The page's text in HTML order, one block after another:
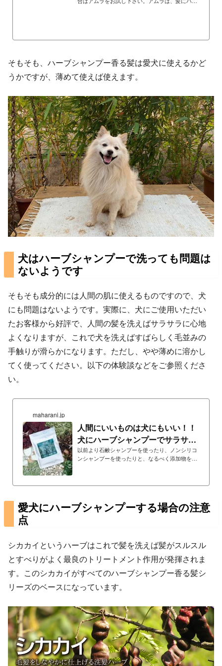
そもそも、ハーブシャンプー香る髪は愛犬に使えるかど
うかですが、薄めて使えば使えます。
犬はハーブシャンプーで洗っても問題は
ないようです
そもそも成分的には人間の肌に使えるものですので、犬
にも問題はないようです。実際に、犬にご使用いただい
たお客様から好評で、人間の髪を洗えばサラサラに心地
よくなりますが、これで犬を洗えばすばらしく毛並みの
手触りが滑らかになります。ただし、やや薄めに溶かし
てく使ってください。以下の体験談などをご参照くださ
い。
maharani.jp
人間にいいものは犬にもいい！！
犬にハーブシャンプーでサラサラ
ふわふわの仕上が...
以前より石鹸シャンプーを使ったり、ノンシリコ
ンシャンプーを使ったりと、なるべく添加物をと
ぐかゆくなったり、頭皮のにおいが気になったり
を知り、はじめは香る髪のラベンダーを使ってみ
ました。香りもよいし、髪もサラサラしてとても
いた後のまと...
愛犬にハーブシャンプーする場合の注意
点
シカカイというハーブはこれで髪を洗えば髪がスルスル
とすべりがよく最良のトリートメント作用が発揮されま
す。このシカカイがすべてのハーブシャンプー香る髪シ
リーズのベースになっています。